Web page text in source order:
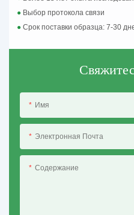
● Выбор протокола связи
●Срок поставки образца: 7-30
Имя
Электронная Почта
Содержание